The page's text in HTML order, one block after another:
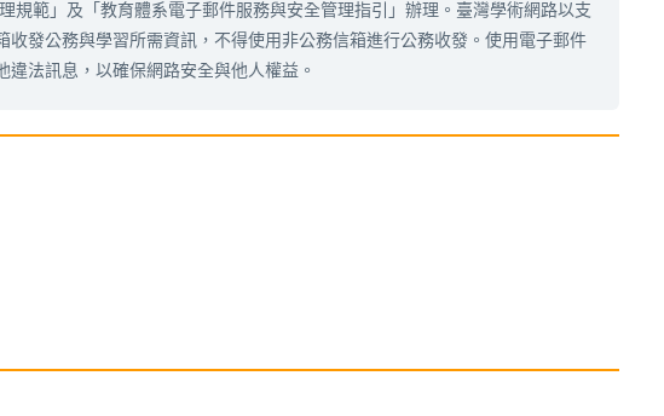
範」及「教育體系電子郵件服務與安全管理指引」辦理。臺灣學術網路以支
發公務與學習所需資訊，不得使用非公務信箱進行公務收發。使用電子郵件
法訊息，以確保網路安全與他人權益。